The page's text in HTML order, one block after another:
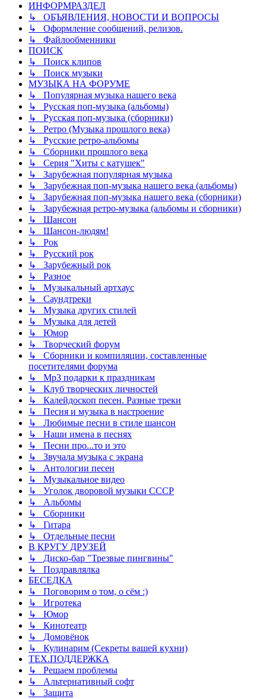
ИНФОРМРАЗДЕЛ
↳ ОБЪЯВЛЕНИЯ, НОВОСТИ И ВОПРОСЫ
↳ Оформление сообщений, релизов.
↳ Файлообменники
ПОИСК
↳ Поиск клипов
↳ Поиск музыки
МУЗЫКА НА ФОРУМЕ
↳ Популярная музыка нашего века
↳ Русская поп-музыка (альбомы)
↳ Русская поп-музыка (сборники)
↳ Ретро (Музыка прошлого века)
↳ Русские ретро-альбомы
↳ Сборники прошлого века
↳ Серия "Хиты с катушек"
↳ Зарубежная популярная музыка
↳ Зарубежная поп-музыка нашего века (альбомы)
↳ Зарубежная поп-музыка нашего века (сборники)
↳ Зарубежная ретро-музыка (альбомы и сборники)
↳ Шансон
↳ Шансон-людям!
↳ Рок
↳ Русский рок
↳ Зарубежный рок
↳ Разное
↳ Музыкальный артхаус
↳ Саундтреки
↳ Музыка других стилей
↳ Музыка для детей
↳ Юмор
↳ Творческий форум
↳ Сборники и компиляции, составленные
посетителями форума
↳ Mp3 подарки к праздникам
↳ Клуб творческих личностей
↳ Калейдоскоп песен. Разные треки
↳ Песня и музыка в настроение
↳ Любимые песни в стиле шансон
↳ Наши имена в песнях
↳ Песни про...то и это
↳ Звучала музыка с экрана
↳ Антологии песен
↳ Музыкальное видео
↳ Уголок дворовой музыки СССР
↳ Альбомы
↳ Сборники
↳ Гитара
↳ Отдельные песни
В КРУГУ ДРУЗЕЙ
↳ Диско-бар "Трезвые пингвины"
↳ Поздравлялка
БЕСЕДКА
↳ Поговорим о том, о сём :)
↳ Игротека
↳ Юмор
↳ Кинотеатр
↳ Домовёнок
↳ Кулинарим (Секреты вашей кухни)
ТЕХ.ПОДДЕРЖКА
↳ Решаем проблемы
↳ Альтернативный софт
↳ Защита